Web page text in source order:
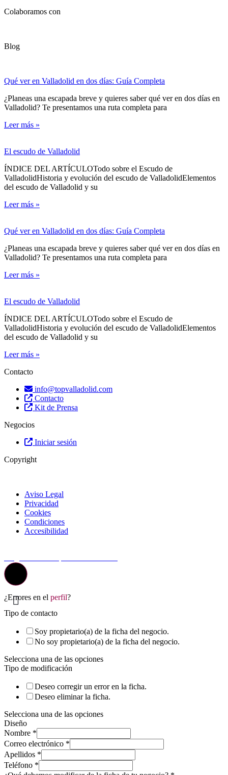
Colaboramos con
Blog
Qué ver en Valladolid en dos días: Guía Completa
¿Planeas una escapada breve y quieres saber qué ver en dos días en
Valladolid? Te presentamos una ruta completa para
Leer más »
El escudo de Valladolid
ÍNDICE DEL ARTÍCULOTodo sobre el Escudo de
ValladolidHistoria y evolución del escudo de ValladolidElementos
del escudo de Valladolid y su
Leer más »
Qué ver en Valladolid en dos días: Guía Completa
¿Planeas una escapada breve y quieres saber qué ver en dos días en
Valladolid? Te presentamos una ruta completa para
Leer más »
El escudo de Valladolid
ÍNDICE DEL ARTÍCULOTodo sobre el Escudo de
ValladolidHistoria y evolución del escudo de ValladolidElementos
del escudo de Valladolid y su
Leer más »
Contacto
info@topvalladolid.com
Contacto
Kit de Prensa
Negocios
Iniciar sesión
Copyright
Aviso Legal
Privacidad
Cookies
Condiciones
Accesibilidad
¿Errores en el perfil?
Tipo de contacto
Soy propietario(a) de la ficha del negocio.
No soy propietario(a) de la ficha del negocio.
Selecciona una de las opciones
Tipo de modificación
Deseo corregir un error en la ficha.
Deseo eliminar la ficha.
Selecciona una de las opciones
Diseño
Nombre *
Correo electrónico *
Apellidos *
Teléfono *